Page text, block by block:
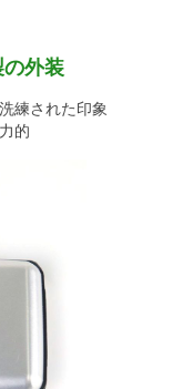
外装
練された印象
的